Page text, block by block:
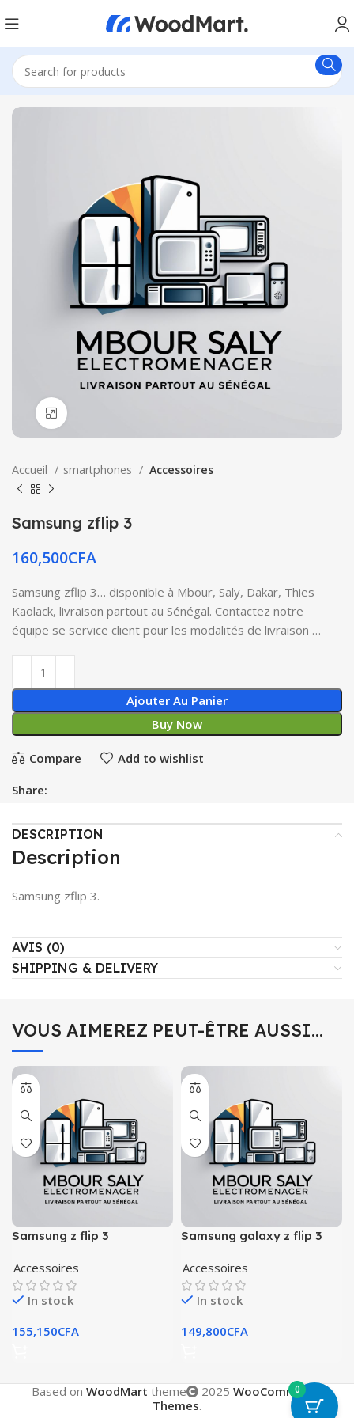
Accueil smartphones Accessoires
Samsung zflip 3
160,500CFA
Samsung zflip 3… disponible à Mbour, Saly, Dakar, Thies
Kaolack, livraison partout au Sénégal. Contactez notre
équipe se service client pour les modalités de livraison …
Ajouter Au Panier
Buy Now
Compare Add to wishlist
Share:
DESCRIPTION
Description
Samsung zflip 3.
AVIS (0)
SHIPPING & DELIVERY
VOUS AIMEREZ PEUT-ÊTRE AUSSI…
Samsung z flip 3
Accessoires
In stock
155,150CFA
Samsung galaxy z flip 3
Accessoires
In stock
149,800CFA
Based on WoodMart theme 2025 WooCommerce
Themes.
0